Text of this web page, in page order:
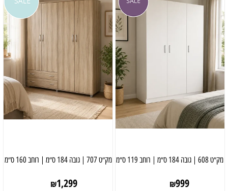
מק״ט 608 | גובה 184 ס״מ | רוחב 119 ס״מ
₪999
מק״ט 707 | גובה 184 ס״מ | רוחב 160 ס״מ
₪1,299